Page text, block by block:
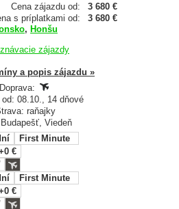
Cena zájazdu od:
3 680 €
s príplatkami od:
3 680 €
, Honšu
zájazdy
a popis zájazdu »
Doprava:
08.10., 14 dňové
raňajky
Viedeň
First Minute
€
First Minute
€